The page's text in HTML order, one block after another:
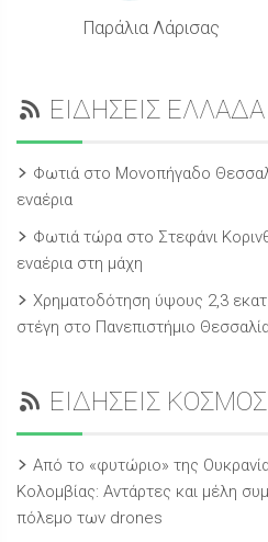
Παράλια Λάρισας
ΕΙΔΗΣΕΙΣ ΕΛΛΑΔΑ
Φωτιά στο Μονοπήγαδο
εναέρια
Φωτιά τώρα στο Στεφάνι
εναέρια στη μάχη
Χρηματοδότηση ύψους 2,3
στέγη στο Πανεπιστήμιο
ΕΙΔΗΣΕΙΣ ΚΟΣΜΟΣ
Από το «φυτώριο» της
Κολομβίας: Αντάρτες και μέλη
πόλεμο των drones